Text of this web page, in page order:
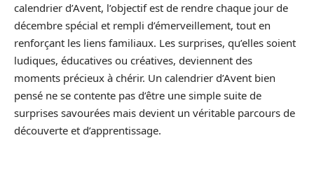
calendrier d’Avent, l’objectif est de rendre chaque jour de
décembre spécial et rempli d’émerveillement, tout en
renforçant les liens familiaux. Les surprises, qu’elles soient
ludiques, éducatives ou créatives, deviennent des
moments précieux à chérir. Un calendrier d’Avent bien
pensé ne se contente pas d’être une simple suite de
surprises savourées mais devient un véritable parcours de
découverte et d’apprentissage.